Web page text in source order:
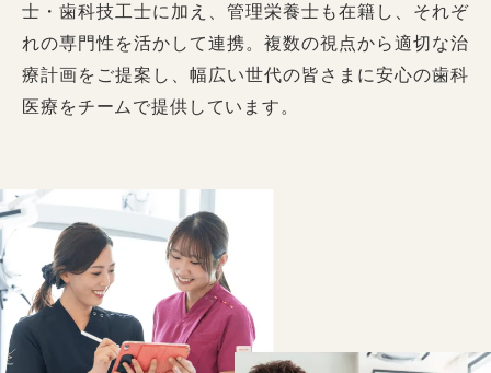
士・歯科技工士に加え、管理栄養士も在籍し、それぞ
れの専門性を活かして連携。複数の視点から適切な治
療計画をご提案し、幅広い世代の皆さまに安心の歯科
医療をチームで提供しています。